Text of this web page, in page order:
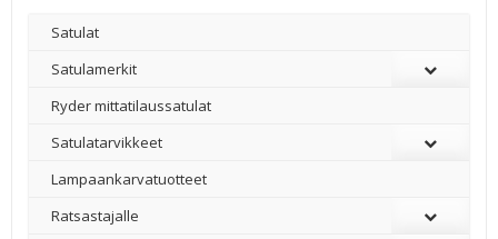
Satulat
Satulamerkit
Ryder mittatilaussatulat
Satulatarvikkeet
–
Lampaankarvatuotteet
Ratsastajalle